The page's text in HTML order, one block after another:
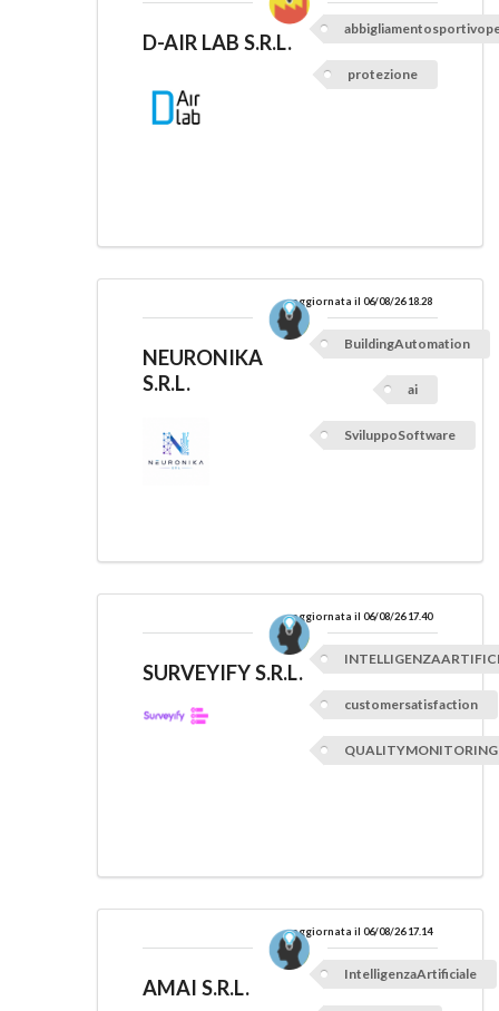
D-AIR LAB S.R.L.
protezione
aggiornata il 06/08/26 18.28
NEURONIKA
S.R.L.
BuildingAutomation
ai
SviluppoSoftware
aggiornata il 06/08/26 17.40
SURVEYIFY S.R.L.
customersatisfaction
QUALITYMONITORING
aggiornata il 06/08/26 17.14
AMAI S.R.L.
IntelligenzaArtificiale